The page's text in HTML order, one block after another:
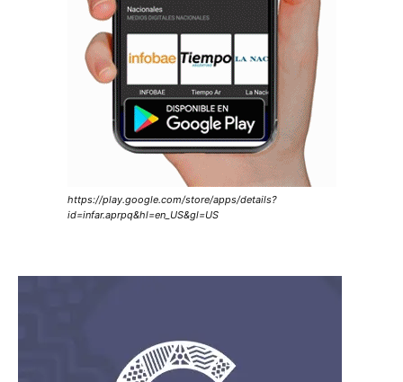
https://play.google.com/store/apps/details?
id=infar.aprpq&hl=en_US&gl=US